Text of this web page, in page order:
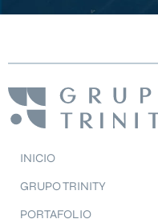
INICIO
GRUPO TRINITY
PORTAFOLIO